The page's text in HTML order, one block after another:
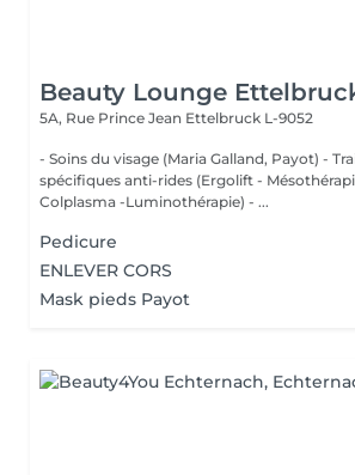
Beauty Lounge
5A, Rue Prince Jean Ettelbruck L-9052
- Soins du visage (Maria Galland, Payot) -
spécifiques anti-rides (Ergolift -
Colplasma -Luminothérapie) - ...
Pedicure
ENLEVER CORS
Mask pieds Payot